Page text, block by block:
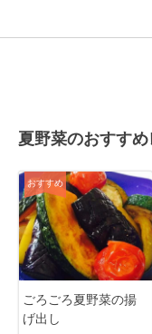
夏野菜のおすす
おすすめ
ごろごろ夏野菜の揚
げ出し